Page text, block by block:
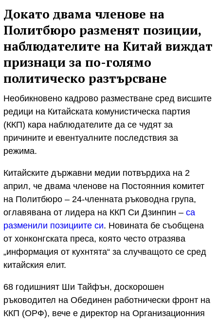
Докато двама членове на
Политбюро разменят позиции,
наблюдателите на Китай виждат
признаци за по-голямо
политическо разтърсване
Необикновено кадрово разместване сред висшите
редици на Китайската комунистическа партия
(ККП) кара наблюдателите да се чудят за
причините и евентуалните последствия за
режима.
Китайските държавни медии потвърдиха на 2
април, че двама членове на Постоянния комитет
на Политбюро – 24-членната ръководна група,
оглавявана от лидера на ККП Си Дзинпин – са
разменили позициите си. Новината бе съобщена
от хонконгската преса, която често отразява
„информация от кухнтята“ за случващото се сред
китайския елит.
68 годишният Ши Тайфън, доскорошен
ръководител на Обединен работнически фронт на
ККП (ОРФ), вече е директор на Организационния